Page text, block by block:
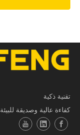
تقنية ذكية
كفاءة عالية وصديقة للبيئة